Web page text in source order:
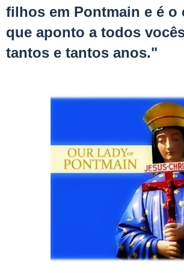
filhos em Pontmain e é o
que aponto a todos
tantos e tantos anos."